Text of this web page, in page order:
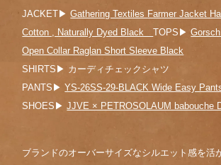
JACKET▶︎Gathering Textiles Farmer Jacket
Cotton , Naturally Dyed BlackTOPS▶︎
Open Collar Raglan Short Sleeve Black
SHIRTS▶︎ カーディチェックシャツ
PANTS▶︎YS-26SS-29-BLACK Wide Easy
SHOES▶︎JJVE × PETROSOLAUM babouche
ブランドのオーバーサイズなシルエット感を活